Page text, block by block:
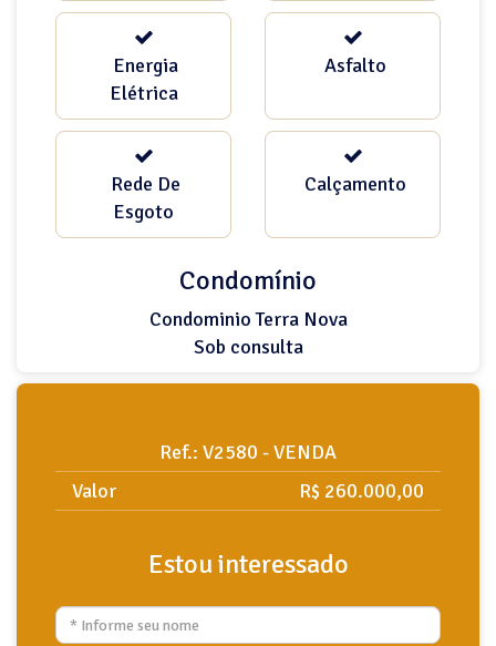
Energia
Elétrica
Asfalto
Rede De
Esgoto
Calçamento
Condomínio
Condominio Terra Nova
Sob consulta
Ref.: V2580 - VENDA
Valor
R$ 260.000,00
Estou interessado